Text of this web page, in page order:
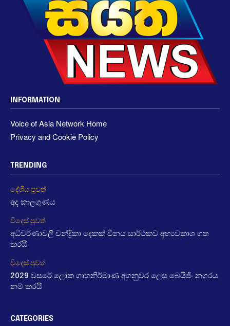
INFORMATION
Voice of Asia Network Home
Privacy and Cookie Policy
TRENDING
දේශීය පුවත්
අද කාලගුණය
විදෙස් පුවත්
අධිවර්ණාවලි චන්ද්‍රිකා දෙකක් චීනය සාර්ථකව අභ්‍යවකාශ ගත
කරයි
විදෙස් පුවත්
2029 වසරේ ලෝක ගෘහනිර්මාණ අගනුවර ලෙස බෙයිජිං නගරය
නම් කරයි
CATEGORIES